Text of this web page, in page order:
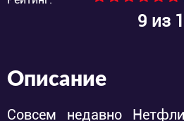
9 из
Описание
Совсем недавно